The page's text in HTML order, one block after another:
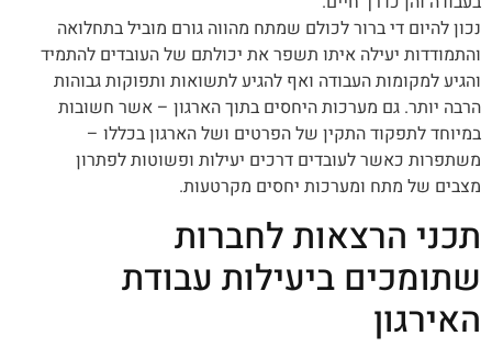
נכון להיום די ברור לכולם שמתח מהווה גורם מוביל בתחלואה
והתמודדות יעילה איתו תשפר את יכולתם של העובדים להתמיד
והגיע למקומות העבודה ואף להגיע לתשואות ותפוקות גבוהות
הרבה יותר. גם מערכות היחסים בתוך הארגון – אשר חשובות
במיוחד לתפקוד התקין של הפרטים ושל הארגון בכללו –
משתפרות כאשר לעובדים דרכים יעילות ופשוטות לפתרון
מצבים של מתח ומערכות יחסים מקרטעות.
תכני הרצאות לחברות
שתומכים ביעילות עבודת
האירגון